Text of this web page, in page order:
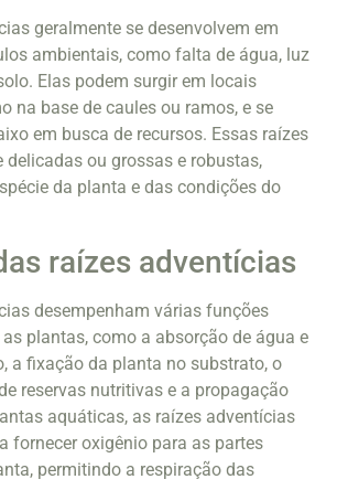
geralmente se desenvolvem em
ambientais, como falta de água, luz
Elas podem surgir em locais
na base de caules ou ramos, e se
em busca de recursos. Essas raízes
delicadas ou grossas e robustas,
da planta e das condições do
raízes adventícias
desempenham várias funções
plantas, como a absorção de água e
a fixação da planta no substrato, o
reservas nutritivas e a propagação
aquáticas, as raízes adventícias
fornecer oxigênio para as partes
permitindo a respiração das